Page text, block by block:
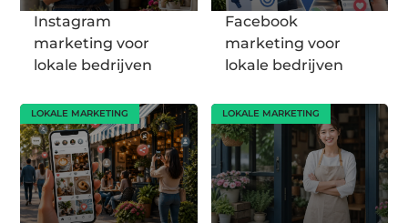
Instagram
marketing voor
lokale bedrijven
Facebook
marketing voor
lokale bedrijven
LOKALE MARKETING LOKALE MARKETING